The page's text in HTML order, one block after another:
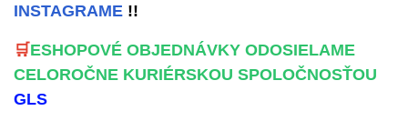
INSTAGRAME !!
🛒ESHOPOVÉ OBJEDNÁVKY ODOSIELAME
CELOROČNE KURIÉRSKOU SPOLOČNOSŤOU
GLS